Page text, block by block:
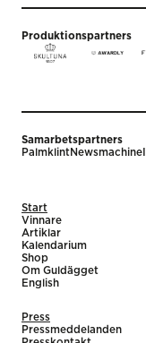
Produktionspartners
Samarbetspartners
PalmklintNewsmachine
Start
Vinnare
Artiklar
Kalendarium
Shop
Om Guldägget
English
Press
Pressmeddelanden